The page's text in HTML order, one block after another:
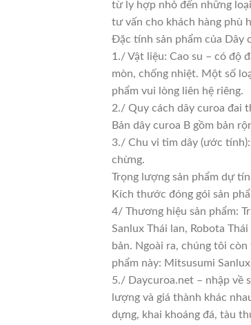
từ ly hợp nhỏ đến những
tư vấn cho khách hàng phù
Đặc tính sản phẩm của Dây
1./ Vật liệu: Cao su – có độ
mòn, chống nhiệt. Một số
phẩm vui lòng liên hệ riêng.
2./ Quy cách dây curoa đai
Bản dây curoa B gồm bản
3./ Chu vi tim dây (ước
chừng.
Trọng lượng sản phẩm dự
Kích thước đóng gói sản
4/ Thương hiệu sản phẩm:
Sanlux Thái lan, Robota
bản. Ngoài ra, chúng tôi
phẩm này: Mitsusumi
5./ Daycuroa.net – nhập về
lượng và giá thành khác
dựng, khai khoáng đá, tàu